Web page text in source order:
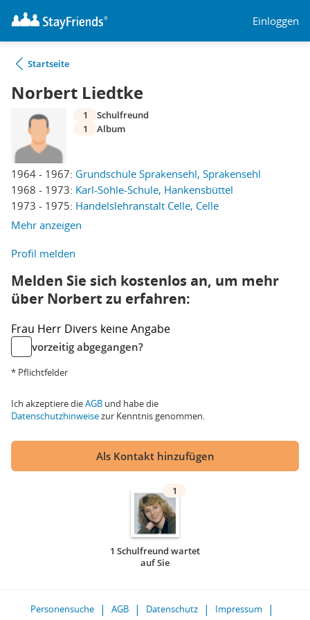
Einloggen
Startseite
Norbert Liedtke
1964 - 1967: Grundschule Sprakensehl, Sprakensehl
1968 - 1973: Karl-Söhle-Schule, Hankensbüttel
1973 - 1975: Handelslehranstalt Celle, Celle
Mehr anzeigen
1
Schulfreund
1
Album
Profil melden
Melden Sie sich kostenlos an, um mehr
über Norbert zu erfahren:
Frau Herr Divers keine Angabe
vorzeitig abgegangen?
* Pflichtfelder
Ich akzeptiere dieAGB und habe die
Datenschutzhinweisezur Kenntnis genommen.
Als Kontakt hinzufügen
1
1 Schulfreund wartet
auf Sie
Personensuche AGB Datenschutz
Impressum